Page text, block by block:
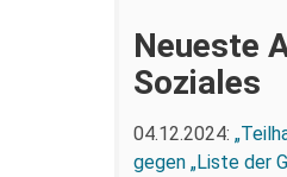
Neueste
Soziales
04.12.2024:
gegen „Liste der